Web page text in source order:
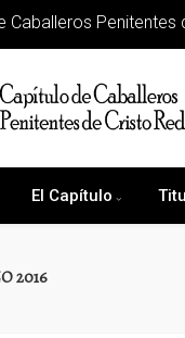
Caballeros
El Capítulo
2016